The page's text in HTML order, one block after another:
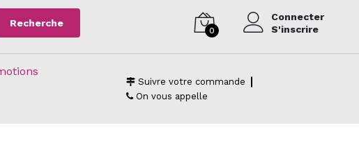
Recherche
0
Connecter
S'inscrire
Suivre votre commande
On vous appelle